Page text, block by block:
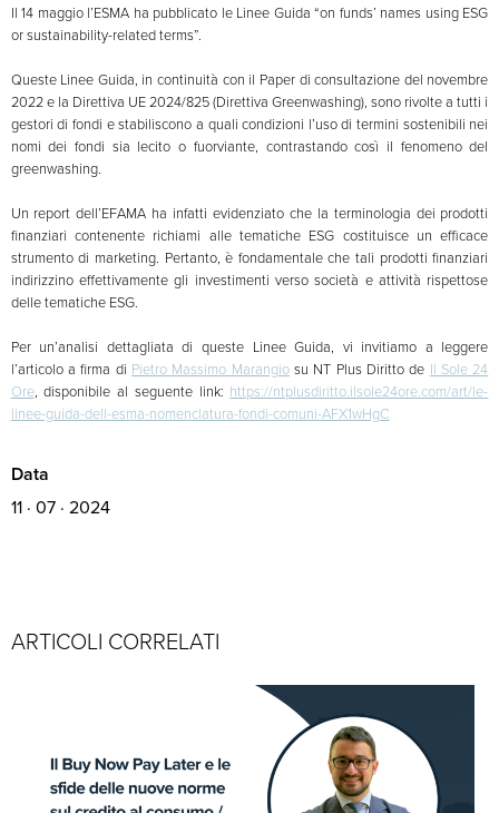
Il 14 maggio l’ESMA ha pubblicato le Linee Guida “on funds’ names using ESG
or sustainability-related terms”.
Queste Linee Guida, in continuità con il Paper di consultazione del novembre
2022 e la Direttiva UE 2024/825 (Direttiva Greenwashing), sono rivolte a tutti i
gestori di fondi e stabiliscono a quali condizioni l’uso di termini sostenibili nei
nomi dei fondi sia lecito o fuorviante, contrastando così il fenomeno del
greenwashing.
Un report dell’EFAMA ha infatti evidenziato che la terminologia dei prodotti
finanziari contenente richiami alle tematiche ESG costituisce un efficace
strumento di marketing. Pertanto, è fondamentale che tali prodotti finanziari
indirizzino effettivamente gli investimenti verso società e attività rispettose
delle tematiche ESG.
Per un’analisi dettagliata di queste Linee Guida, vi invitiamo a leggere
l’articolo a firma di Pietro Massimo Marangiosu NT Plus Diritto de Il Sole 24
Ore, disponibile al seguente link: https://ntplusdiritto.ilsole24ore.com/art/le-
linee-guida-dell-esma-nomenclatura-fondi-comuni-AFX1wHgC
Data
11 · 07 · 2024
ARTICOLI CORRELATI